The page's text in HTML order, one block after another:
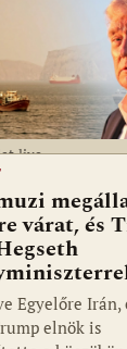
várat, és
Egyelőre Irán,
elnök is